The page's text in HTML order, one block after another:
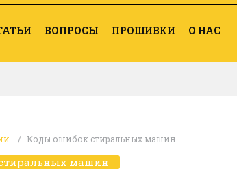
ВОПРОСЫ ПРОШИВКИ О НАС
Коды ошибок стиральных машин
машин